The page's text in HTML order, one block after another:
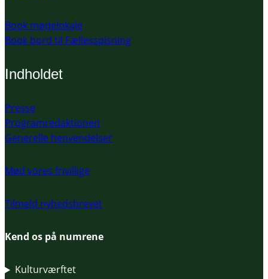
Book mødelokale
Book bord til Fællesspisning
Indholdet
Presse
Programredaktionen
Generelle henvendelser
Mød vores frivillige
Tilmeld nyhedsbrevet
Kend os på numrene
Kulturværftet